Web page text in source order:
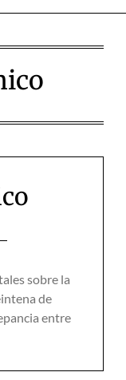
sobre la
de
entre